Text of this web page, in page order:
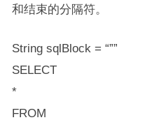
和结束的分隔符。
String sqlBlock = “””
SELECT
*
FROM